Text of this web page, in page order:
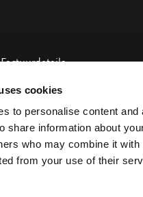
cookies
to personalise content
share information about
who may combine it
from your use of their
Factuurdetails
Terugbetaling
Klachten
Annuleren
Contact